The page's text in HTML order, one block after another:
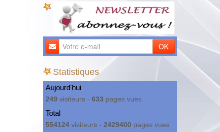
OK
Statistiques
Aujourd'hui
249 visiteurs - 633 pages vues
Total
554124 visiteurs - 2429400 pages vues